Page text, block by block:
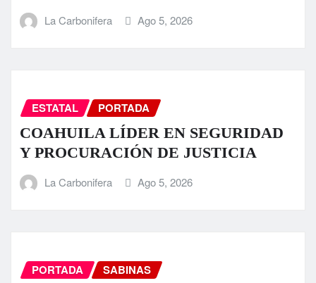
La Carbonifera Ago 5, 2026
ESTATAL PORTADA
COAHUILA LÍDER EN SEGURIDAD
Y PROCURACIÓN DE JUSTICIA
La Carbonifera Ago 5, 2026
PORTADA SABINAS